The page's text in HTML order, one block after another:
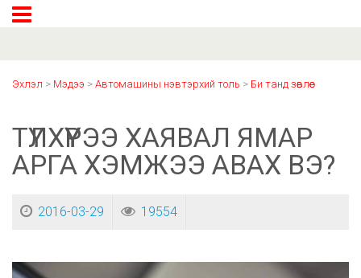
Эхлэл > Мэдээ > Автомашины нэвтэрхий толь > Би танд зөвлөе
ТҮЛХҮҮРЭЭ ХАЯВАЛ ЯМАР
АРГА ХЭМЖЭЭ АВАХ ВЭ?
2016-03-29 19554